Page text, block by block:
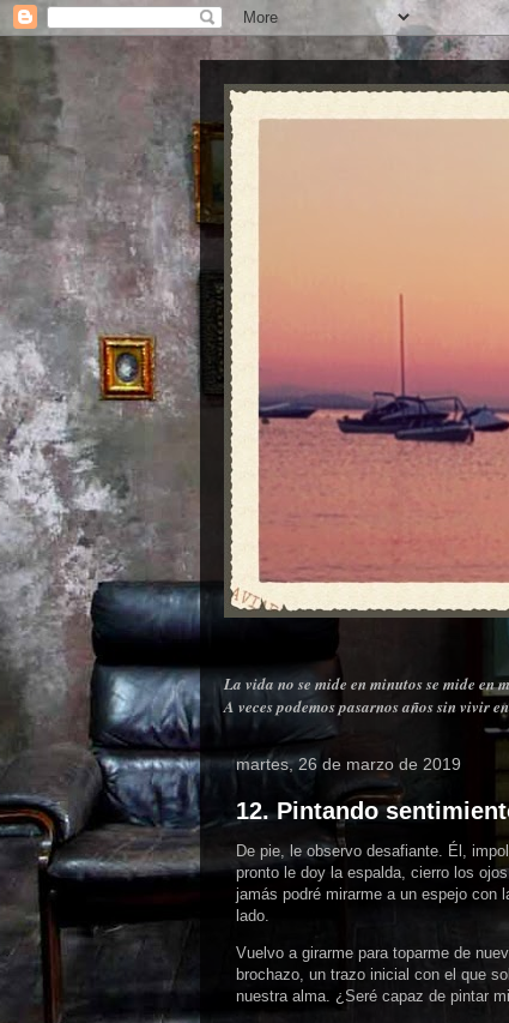
La vida no se mide en minutos se mide en
A veces podemos pasarnos años sin vivir
martes, 26 de marzo de 2019
12. Pintando
De pie, le observo desafiante. Él,
pronto le doy la espalda, cierro los
jamás podré mirarme a un espejo con
lado.
Vuelvo a girarme para toparme de
brochazo, un trazo inicial con el que
nuestra alma. ¿Seré capaz de pintar